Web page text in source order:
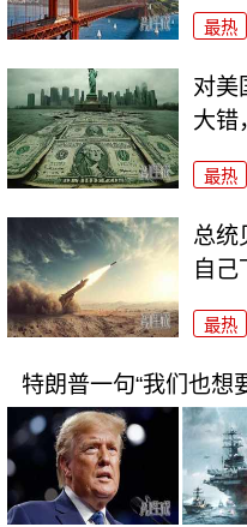
最热
对美
大错
最热
总统
自己
最热
特朗普一句“我们也想